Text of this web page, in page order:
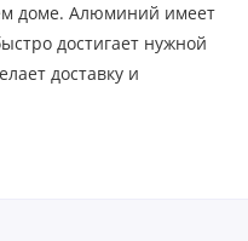
доме. Алюминий имеет
достигает нужной
доставку и